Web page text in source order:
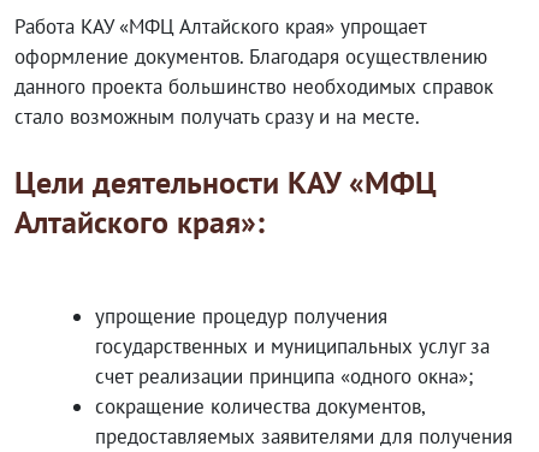
Работа КАУ «МФЦ Алтайского края» упрощает
оформление документов. Благодаря осуществлению
данного проекта большинство необходимых справок
стало возможным получать сразу и на месте.
Цели деятельности КАУ «МФЦ
Алтайского края»:
упрощение процедур получения
государственных и муниципальных услуг за
счет реализации принципа «одного окна»;
сокращение количества документов,
предоставляемых заявителями для получения